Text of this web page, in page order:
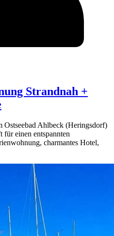
Strandnah +
Ostseebad Ahlbeck (Heringsdorf)
einen entspannten
charmantes Hotel,